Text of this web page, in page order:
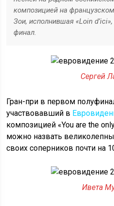
композицией на
Зои, исполнившая «Loin
финал.
Сергей
Гран-при в первом
участвовавший в
композицией «You are the
можно назвать
своих соперников почти на
Ивета